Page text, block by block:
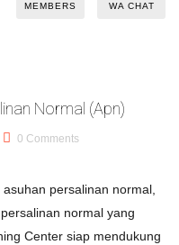
MEMBERS WA CHAT
Normal (Apn)
0 Comments
persalinan normal,
normal yang
Center siap mendukung